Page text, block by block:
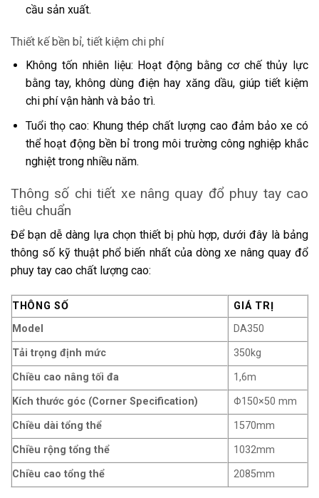
cầu sản xuất.
Thiết kế bền bỉ, tiết kiệm chi phí
Không tốn nhiên liệu: Hoạt động bằng cơ chế thủy lực
bằng tay, không dùng điện hay xăng dầu, giúp tiết kiệm
chi phí vận hành và bảo trì.
Tuổi thọ cao: Khung thép chất lượng cao đảm bảo xe có
thể hoạt động bền bỉ trong môi trường công nghiệp khắc
nghiệt trong nhiều năm.
Thông số chi tiết xe nâng quay đổ phuy tay cao
tiêu chuẩn
Để bạn dễ dàng lựa chọn thiết bị phù hợp, dưới đây là bảng
thông số kỹ thuật phổ biến nhất của dòng xe nâng quay đổ
phuy tay cao chất lượng cao:
THÔNG SỐ
GIÁ TRỊ
Model
DA350
Tải trọng định mức
350kg
Chiều cao nâng tối đa
1,6m
Kích thước góc (Corner Specification)
Φ150×50 mm
Chiều dài tổng thể
1570mm
Chiều rộng tổng thể
1032mm
Chiều cao tổng thể
2085mm